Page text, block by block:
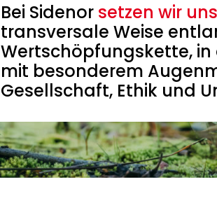
Bei Sidenor setzen wir
transversale Weise
Wertschöpfungskette, in
mit besonderem
Gesellschaft, Ethik und